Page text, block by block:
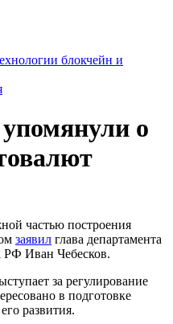
блокчейн и
о
частью построения
заявил глава департамента
Иван Чебесков.
за регулирование
в подготовке
развития.